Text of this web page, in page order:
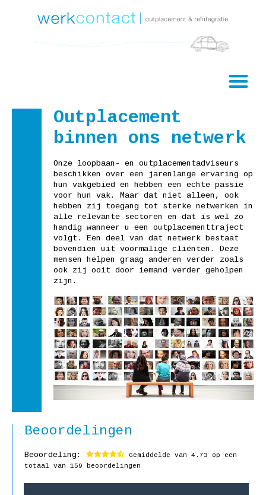
Outplacement
binnen ons netwerk
Onze loopbaan- en outplacementadviseurs
beschikken over een jarenlange ervaring op
hun vakgebied en hebben een echte passie
voor hun vak. Maar dat niet alleen, ook
hebben zij toegang tot sterke netwerken in
alle relevante sectoren en dat is wel zo
handig wanneer u een outplacementtraject
volgt. Een deel van dat netwerk bestaat
bovendien uit voormalige cliënten. Deze
mensen helpen graag anderen verder zoals
ook zij ooit door iemand verder geholpen
zijn.
Beoordelingen
Beoordeling: Gemiddelde van 4.73 op een
totaal van 159 beoordelingen